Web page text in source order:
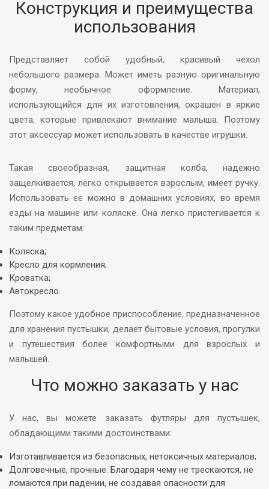
Конструкция и преимущества
использования
Представляет собой удобный, красивый чехол
небольшого размера. Может иметь разную оригинальную
форму, необычное оформление. Материал,
использующийся для их изготовления, окрашен в яркие
цвета, которые привлекают внимание малыша. Поэтому
этот аксессуар может использовать в качестве игрушки.
Такая своеобразная, защитная колба, надежно
защелкивается, легко открывается взрослым, имеет ручку.
Использовать ее можно в домашних условиях, во время
езды на машине или коляске. Она легко пристегивается к
таким предметам:
Коляска;
Кресло для кормления;
Кроватка;
Автокресло.
Поэтому какое удобное приспособление, предназначенное
для хранения пустышки, делает бытовые условия, прогулки
и путешествия более комфортными для взрослых и
малышей.
Что можно заказать у нас
У нас, вы можете заказать футляры для пустышек,
обладающими такими достоинствами:
Изготавливается из безопасных, нетоксичных материалов;
Долговечные, прочные. Благодаря чему не трескаются, не
ломаются при падении, не создавая опасности для